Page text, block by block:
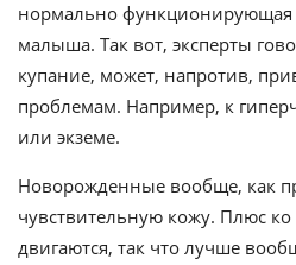
нормально функционирующая
малыша. Так вот, эксперты
купание, может, напротив,
проблемам. Например, к
или экземе.
Новорожденные вообще, как
чувствительную кожу. Плюс
двигаются, так что лучше